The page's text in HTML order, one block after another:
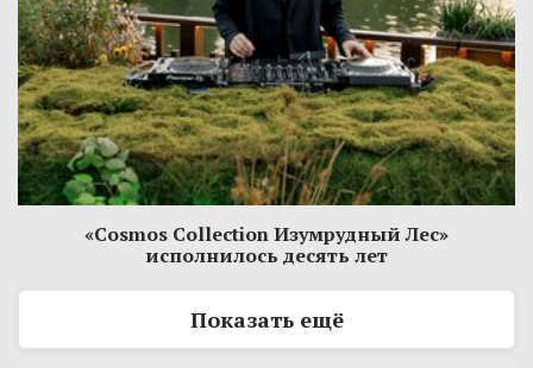
«Cosmos Collection Изумрудный Лес»
исполнилось десять лет
Показать ещё